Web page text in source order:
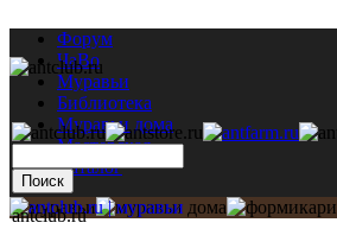
Форум
ЧаВо
Муравьи
Библиотека
Муравьи дома
Мастерская
Каталог
antclub.ru